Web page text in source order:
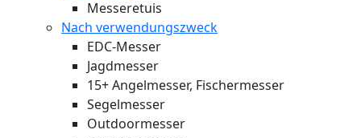
Messeretuis
Nach verwendungszweck
EDC-Messer
Jagdmesser
15+ Angelmesser, Fischermesser
Segelmesser
Outdoormesser